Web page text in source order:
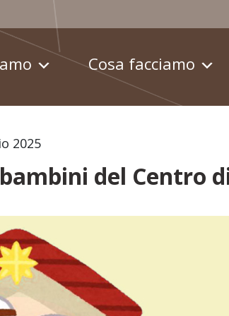
Cosa facciamo
2025
del Centro